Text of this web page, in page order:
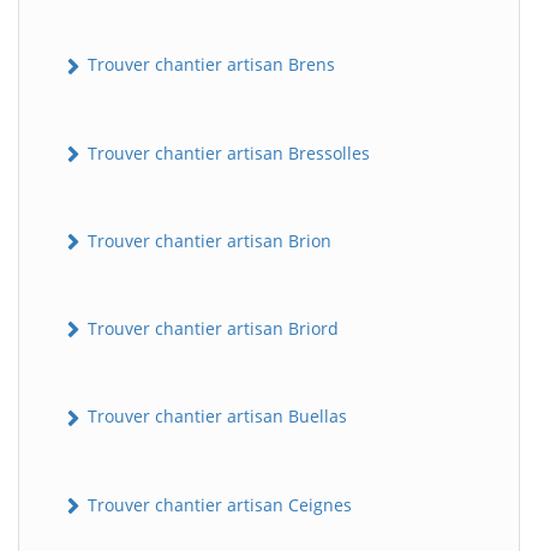
Trouver chantier artisan Brens
Trouver chantier artisan Bressolles
Trouver chantier artisan Brion
Trouver chantier artisan Briord
Trouver chantier artisan Buellas
Trouver chantier artisan Ceignes